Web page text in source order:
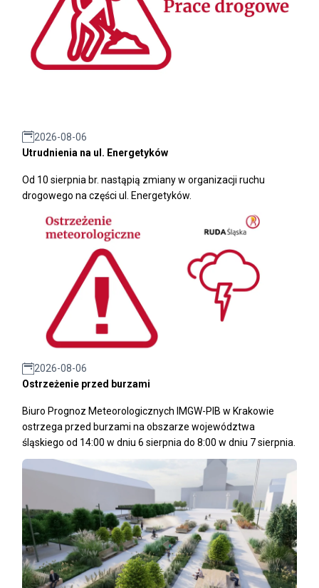
2026-08-06
Utrudnienia na ul. Energetyków
Od 10 sierpnia br. nastąpią zmiany w organizacji ruchu
drogowego na części ul. Energetyków.
2026-08-06
Ostrzeżenie przed burzami
Biuro Prognoz Meteorologicznych IMGW-PIB w Krakowie
ostrzega przed burzami na obszarze województwa
śląskiego od 14:00 w dniu 6 sierpnia do 8:00 w dniu 7 sierpnia.